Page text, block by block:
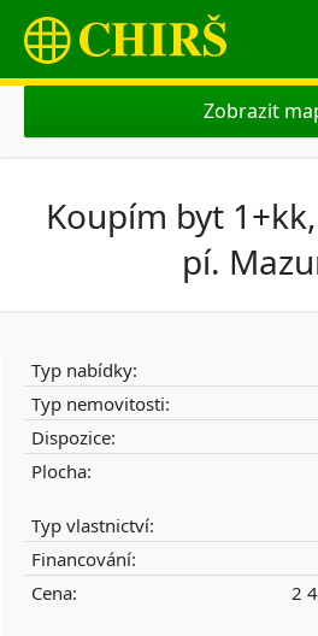
Zobrazit
Koupím byt
pí.
Typ nabídky:
Typ nemovitosti:
Dispozice:
Plocha:
Typ vlastnictví:
Financování:
Cena:
2